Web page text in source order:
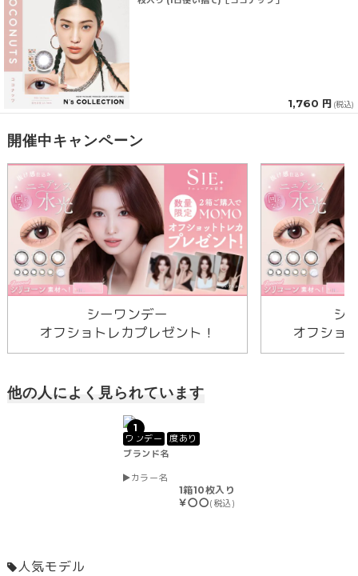
1,760 円 (税込)
開催中キャンペーン
シーワンデー
オフショトレカプレゼント！
シ
オフショ
他の人によく見られています
1
ワンデー
度あり
ブランド名
カラー名
1箱10枚入り
￥〇〇(税込)
人気モデル